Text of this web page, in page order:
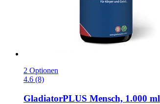
2 Optionen
4.6 (8)
GladiatorPLUS Mensch, 1.000 ml